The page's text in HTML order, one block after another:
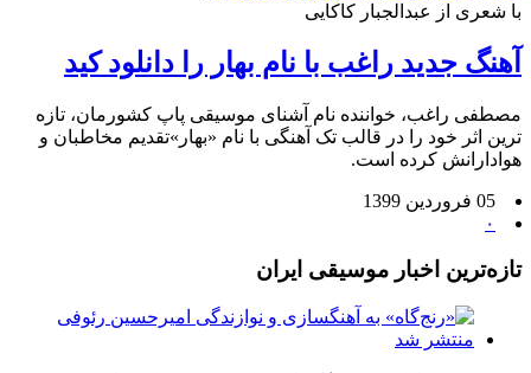
با شعری از عبدالجبار کاکایی
آهنگ جدید راغب با نام بهار را دانلود کید
مصطفی راغب، خواننده نام آشنای موسیقی پاپ کشورمان، تازه
ترین اثر خود را در قالب تک آهنگی با نام «بهار»تقدیم مخاطبان و
هوادارانش کرده است.
05 فروردین 1399
۰
تازه‌ترین اخبار موسیقی ایران